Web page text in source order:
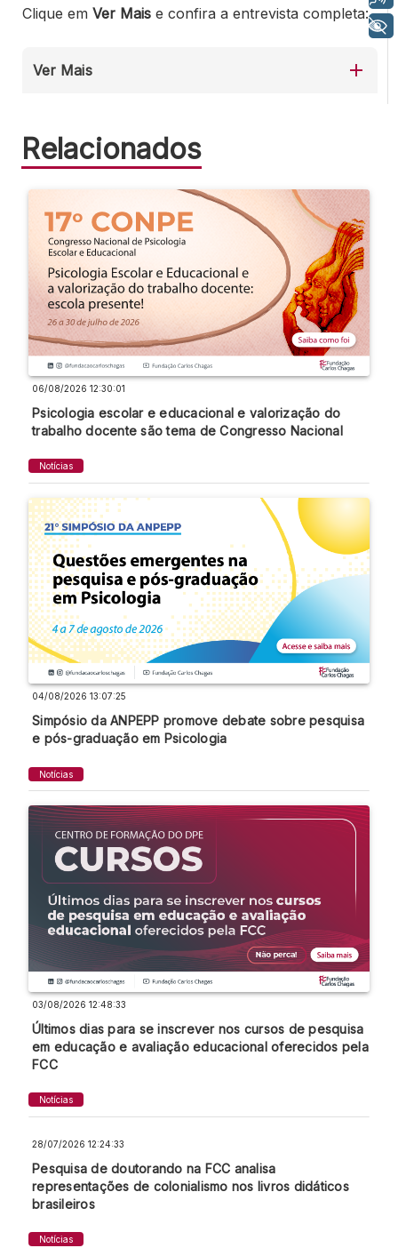
Clique em Ver Maise confira a entrevista completa:
Ver Mais
Relacionados
06/08/2026 12:30:01
Psicologia escolar e educacional e valorização do
trabalho docente são tema de Congresso Nacional
Notícias
04/08/2026 13:07:25
Simpósio da ANPEPP promove debate sobre pesquisa
e pós-graduação em Psicologia
Notícias
03/08/2026 12:48:33
Últimos dias para se inscrever nos cursos de pesquisa
em educação e avaliação educacional oferecidos pela
FCC
Notícias
28/07/2026 12:24:33
Pesquisa de doutorando na FCC analisa
representações de colonialismo nos livros didáticos
brasileiros
Notícias
+ Acessibilidade